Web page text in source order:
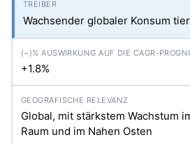
Wachsender globaler Konsum
+1.8%
Global, mit stärkstem Wachstum
Raum und im Nahen Osten